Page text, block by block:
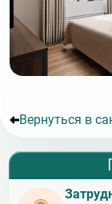
Вернуться в